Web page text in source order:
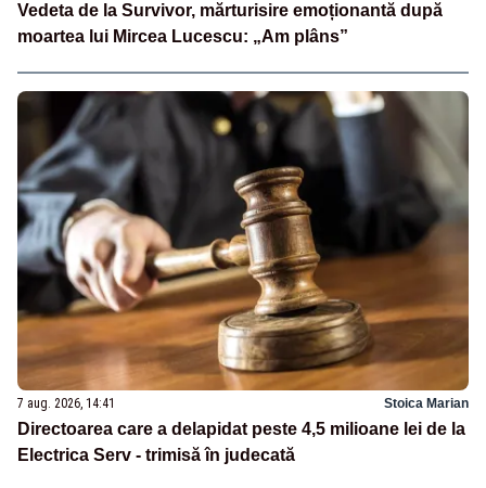
Vedeta de la Survivor, mărturisire emoționantă după
moartea lui Mircea Lucescu: „Am plâns”
7 aug. 2026, 14:41 Stoica Marian
Directoarea care a delapidat peste 4,5 milioane lei de la
Electrica Serv - trimisă în judecată